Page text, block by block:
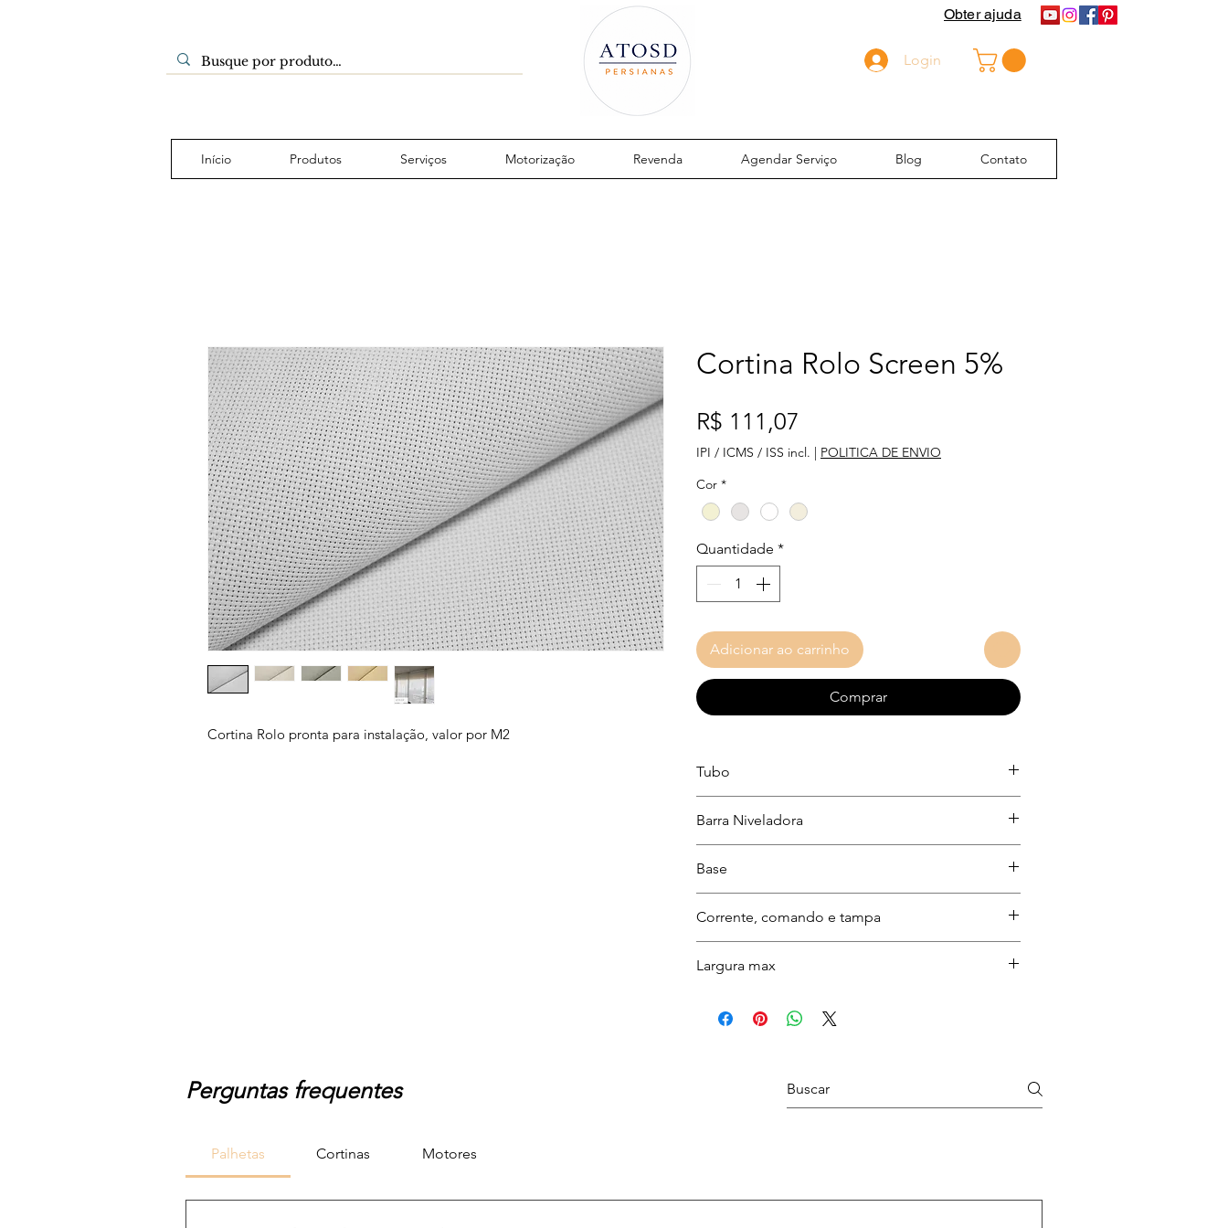
Obter ajuda
Login
Início Produtos Serviços Motorização Revenda Agendar Serviço Blog Contato
Cortina Rolo pronta para instalação, valor por M2
Cortina Rolo Screen 5%
R$ 111,07
IPI / ICMS / ISS incl. | POLITICA DE ENVIO
Cor *
Quantidade *
Adicionar ao carrinho
Comprar
Tubo
Barra Niveladora
Base
Corrente, comando e tampa
Largura max
Perguntas frequentes
Palhetas Cortinas Motores